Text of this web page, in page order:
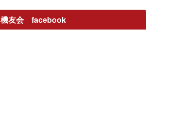
機友会 facebook